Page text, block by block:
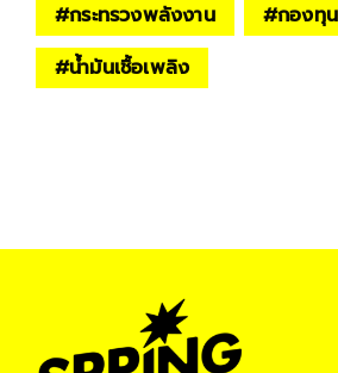
#กระทรวงพลังงาน #กองทุ
#น้ำมันเชื้อเพลิง